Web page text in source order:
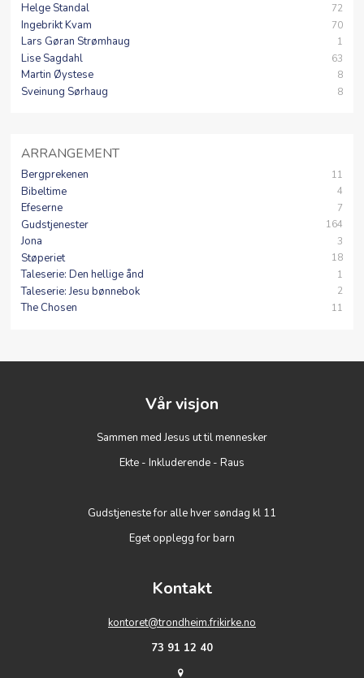
Helge Standal 72
Ingebrikt Kvam 70
Lars Gøran Strømhaug 1
Lise Sagdahl 63
Martin Øystese 8
Sveinung Sørhaug 8
ARRANGEMENT
Bergprekenen 11
Bibeltime 4
Efeserne 7
Gudstjenester 164
Jona 3
Støperiet 18
Taleserie: Den hellige ånd 1
Taleserie: Jesu bønnebok 2
The Chosen 11
Vår visjon
Sammen med Jesus ut til mennesker
Ekte - Inkluderende - Raus
Gudstjeneste for alle hver søndag kl 11
Eget opplegg for barn
Kontakt
kontoret@trondheim.frikirke.no
73 91 12 40